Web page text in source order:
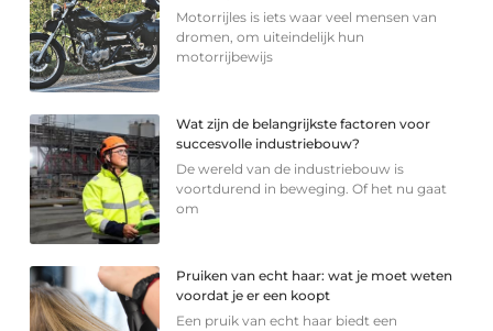
Motorrijles is iets waar veel mensen van
dromen, om uiteindelijk hun
motorrijbewijs
Wat zijn de belangrijkste factoren voor
succesvolle industriebouw?
De wereld van de industriebouw is
voortdurend in beweging. Of het nu gaat
om
Pruiken van echt haar: wat je moet weten
voordat je er een koopt
Een pruik van echt haar biedt een